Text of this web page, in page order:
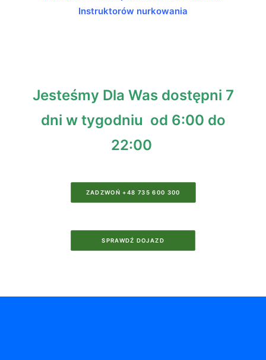
Instruktorów nurkowania
Jesteśmy Dla Was dostępni 7
dni w tygodniu od 6:00 do
22:00
ZADZWOŃ +48 735 600 300
SPRAWDŹ DOJAZD